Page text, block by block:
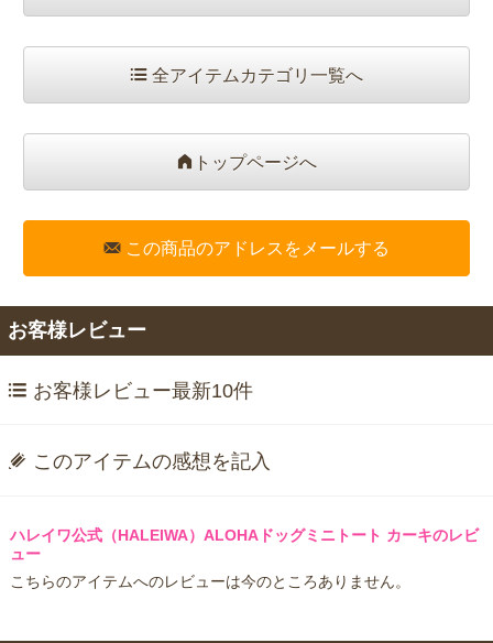
全アイテムカテゴリ一覧へ
トップページへ
この商品のアドレスをメールする
お客様レビュー
お客様レビュー最新10件
このアイテムの感想を記入
ハレイワ公式（HALEIWA）ALOHAドッグミニトート カーキのレビ
ュー
こちらのアイテムへのレビューは今のところありません。